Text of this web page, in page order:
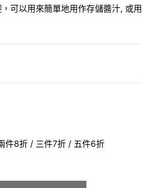
可以用來簡單地用作存儲醬汁, 或用
件8折 / 三件7折 / 五件6折